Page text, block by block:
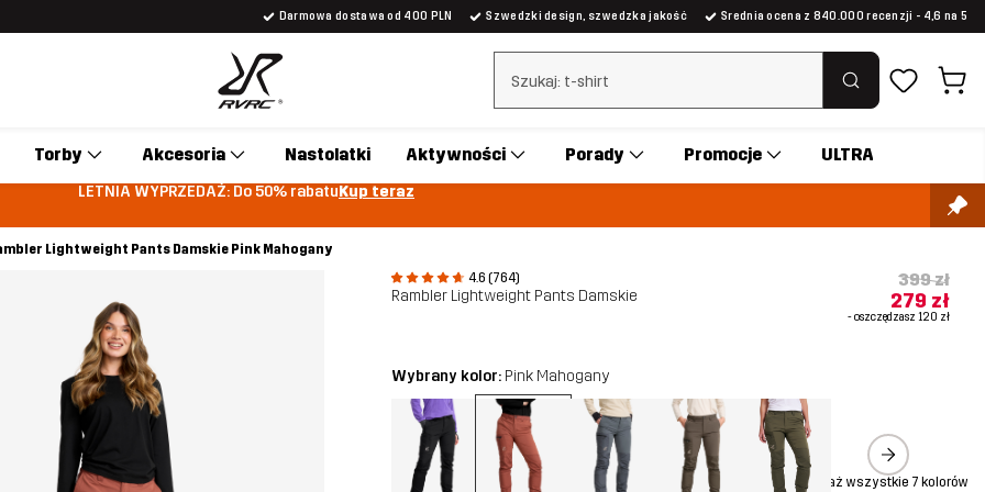
Darmowa dostawa od 400 PLN Szwedzki design, szwedzka jakość Średnia ocena z 840.000 recenzji - 4,6 na 5
Wyczyść wyszukiwanie
Torby Akcesoria Nastolatki Aktywności Porady Promocje ULTRA
LETNIA WYPRZEDAŻ: Do 50% rabatuKup teraz
Lightweight Pants Damskie Pink Mahogany
4.6 (764)
Rambler Lightweight Pants Damskie
399 zł
279 zł
- oszczędzasz 120 zł
Wybrany kolor: Pink Mahogany
Pokaż wszystkie 7 kolorów